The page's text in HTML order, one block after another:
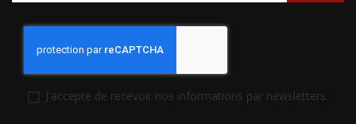
J'accepte de recevoir nos informations par newsletters.